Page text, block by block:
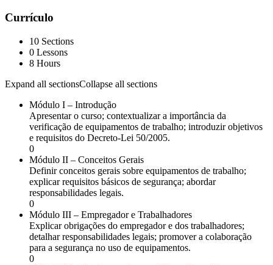
Currículo
10 Sections
0 Lessons
8 Hours
Expand all sectionsCollapse all sections
Módulo I – Introdução
Apresentar o curso; contextualizar a importância da
verificação de equipamentos de trabalho; introduzir objetivos
e requisitos do Decreto-Lei 50/2005.
0
Módulo II – Conceitos Gerais
Definir conceitos gerais sobre equipamentos de trabalho;
explicar requisitos básicos de segurança; abordar
responsabilidades legais.
0
Módulo III – Empregador e Trabalhadores
Explicar obrigações do empregador e dos trabalhadores;
detalhar responsabilidades legais; promover a colaboração
para a segurança no uso de equipamentos.
0